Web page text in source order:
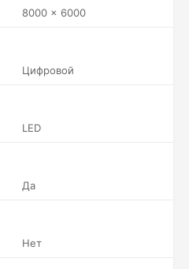
8000 x 6000
Цифровой
LED
Да
Нет